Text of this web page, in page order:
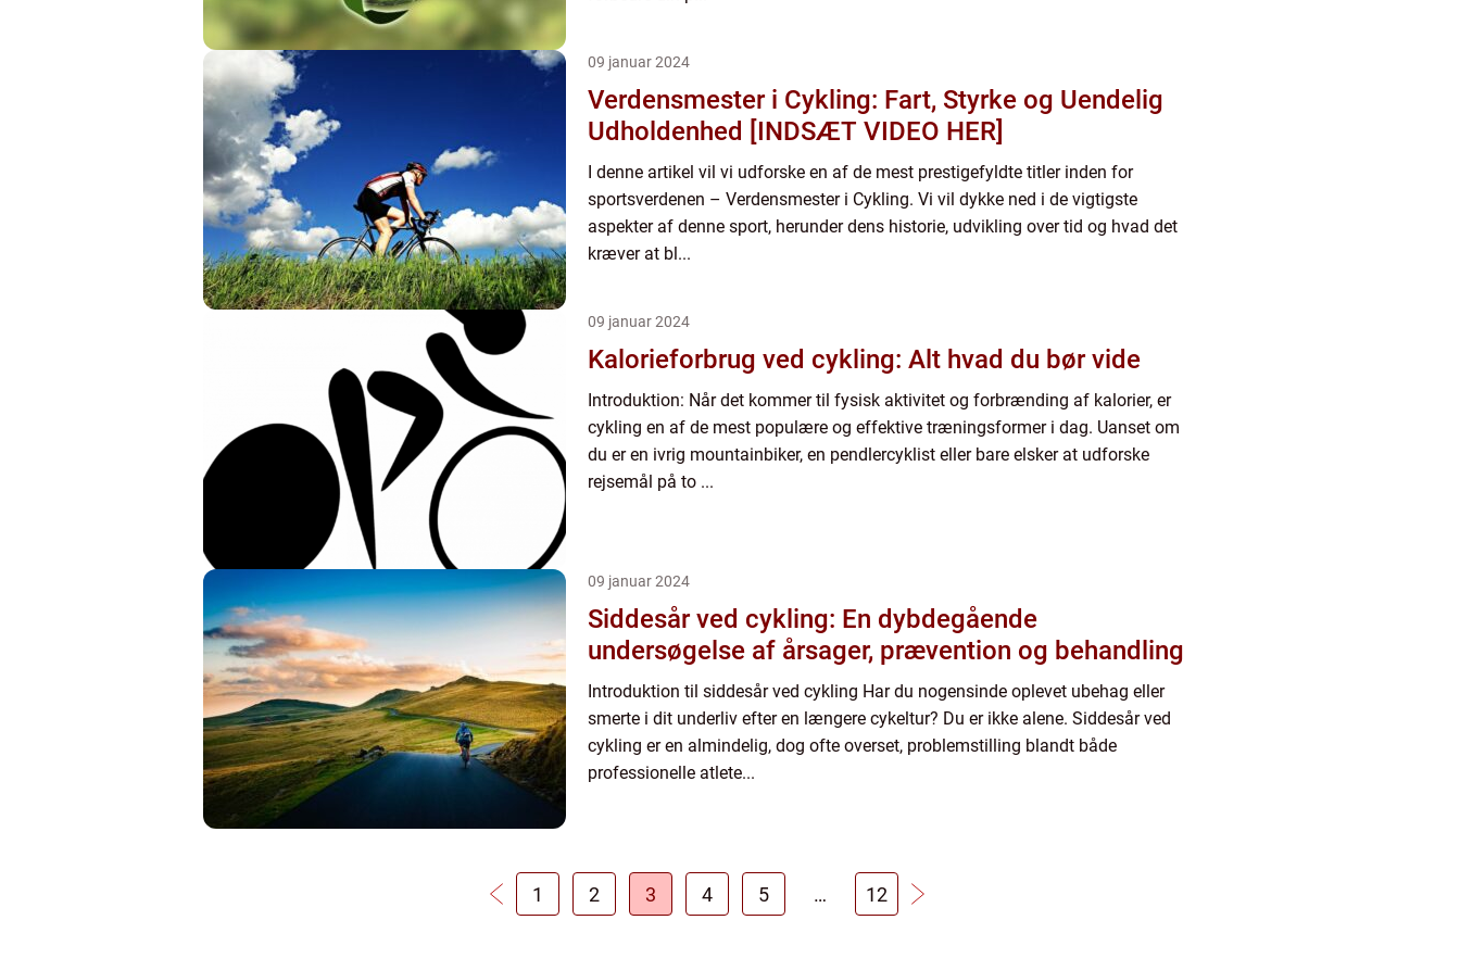
09 januar 2024
Verdensmester i Cykling: Fart, Styrke og Uendelig
Udholdenhed [INDSÆT VIDEO HER]
I denne artikel vil vi udforske en af de mest prestigefyldte titler inden for
sportsverdenen – Verdensmester i Cykling. Vi vil dykke ned i de vigtigste
aspekter af denne sport, herunder dens historie, udvikling over tid og hvad det
kræver at bl...
09 januar 2024
Kalorieforbrug ved cykling: Alt hvad du bør vide
Introduktion: Når det kommer til fysisk aktivitet og forbrænding af kalorier, er
cykling en af de mest populære og effektive træningsformer i dag. Uanset om
du er en ivrig mountainbiker, en pendlercyklist eller bare elsker at udforske
rejsemål på to ...
09 januar 2024
Siddesår ved cykling: En dybdegående
undersøgelse af årsager, prævention og behandling
Introduktion til siddesår ved cykling Har du nogensinde oplevet ubehag eller
smerte i dit underliv efter en længere cykeltur? Du er ikke alene. Siddesår ved
cykling er en almindelig, dog ofte overset, problemstilling blandt både
professionelle atlete...
1 2 3 4 5 … 12